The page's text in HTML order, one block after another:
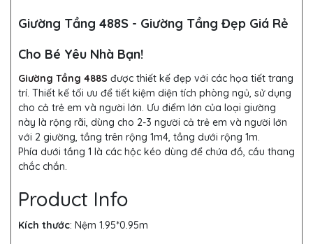
Giường Tầng 488S - Giường Tầng Đẹp Giá Rẻ
Cho Bé Yêu Nhà Bạn!
Giường Tầng 488S được thiết kế đẹp với các họa tiết trang
trí. Thiết kế tối ưu để tiết kiệm diện tích phòng ngủ, sử dụng
cho cả trẻ em và người lớn. Ưu điểm lớn của loại giường
này là rộng rãi, dùng cho 2-3 người cả trẻ em và người lớn
với 2 giường, tầng trên rộng 1m4, tầng dưới rộng 1m.
Phía dưới tầng 1 là các hộc kéo dùng để chứa đồ, cầu thang
chắc chắn.
Product Info
Kích thước: Nệm 1.95*0.95m